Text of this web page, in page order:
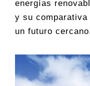
energías
y su
un futuro